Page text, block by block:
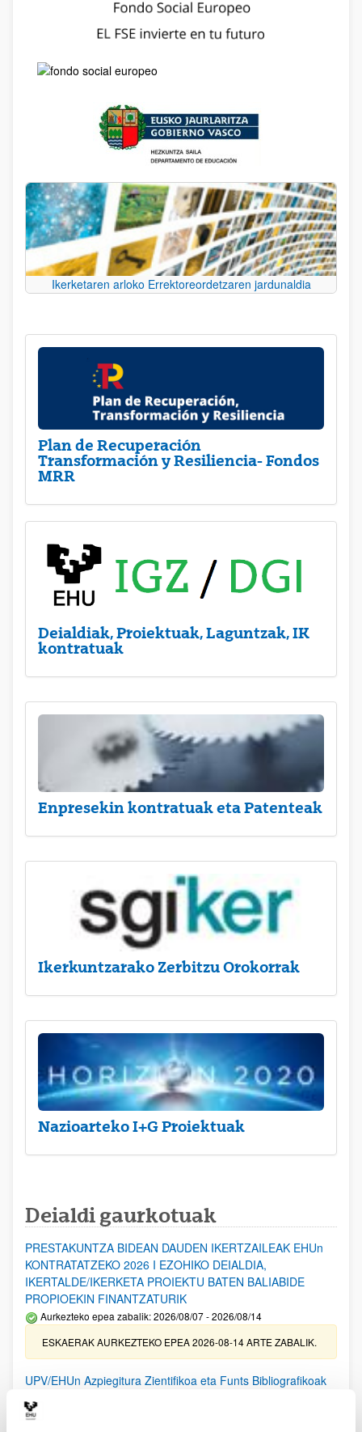
Ikerketaren arloko Errektoreordetzaren jardunaldia
Plan de Recuperación
Transformación y Resiliencia- Fondos
MRR
Deialdiak, Proiektuak, Laguntzak, IK
kontratuak
Enpresekin kontratuak eta Patenteak
Ikerkuntzarako Zerbitzu Orokorrak
Nazioarteko I+G Proiektuak
Deialdi gaurkotuak
PRESTAKUNTZA BIDEAN DAUDEN IKERTZAILEAK EHUn
KONTRATATZEKO 2026 I EZOHIKO DEIALDIA,
IKERTALDE/IKERKETA PROIEKTU BATEN BALIABIDE
PROPIOEKIN FINANTZATURIK
Aurkezteko epea zabalik: 2026/08/07 - 2026/08/14
ESKAERAK AURKEZTEKO EPEA 2026-08-14 ARTE ZABALIK.
UPV/EHUn Azpiegitura Zientifikoa eta Funts Bibliografikoak